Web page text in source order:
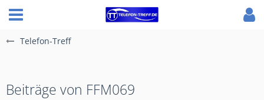
Telefon-Treff
Beiträge von FFM069